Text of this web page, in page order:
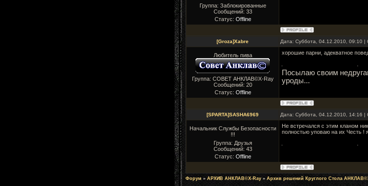
Группа: Заблокированные
Сообщений: 33
Статус: Offline
[Groza]Xabre Дата: Суббота, 04.12.2010, 09:10
Любитель пива
Группа: СОВЕТ АНКЛАВ©X-Ray
Сообщений: 20
Статус: Offline
хорошие парни, адекватное
Посылаю своим
уроды...
[SPARTA]SASHA6969 Дата: Суббота, 04.12.2010, 14:16
Начальник Службы Безопасности
!!!
Группа: Друзья
Сообщений: 43
Статус: Offline
Не встречался с этим кланом
полностью уповаю на их Честь !
Форум » АРХИВ АНКЛАВ©X-Ray » Архив решений Круглого Стола